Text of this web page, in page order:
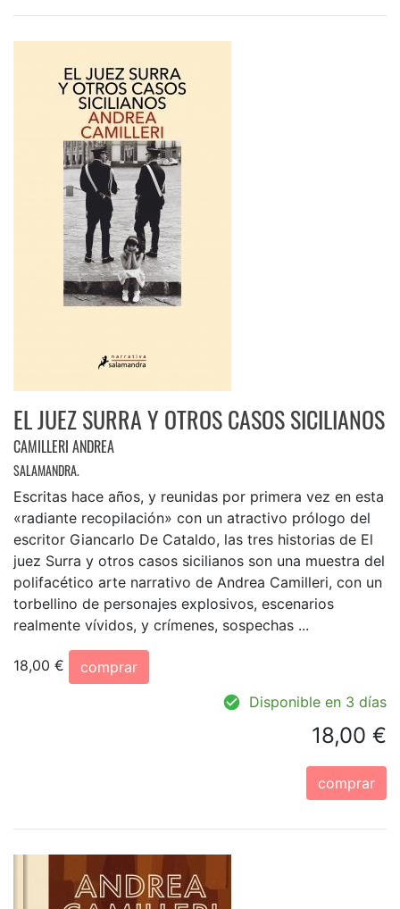
EL JUEZ SURRA Y OTROS CASOS SICILIANOS
CAMILLERI ANDREA
SALAMANDRA.
Escritas hace años, y reunidas por primera vez en esta
«radiante recopilación» con un atractivo prólogo del
escritor Giancarlo De Cataldo, las tres historias de El
juez Surra y otros casos sicilianos son una muestra del
polifacético arte narrativo de Andrea Camilleri, con un
torbellino de personajes explosivos, escenarios
realmente vívidos, y crímenes, sospechas ...
18,00 €
comprar
Disponible en 3 días
18,00 €
comprar